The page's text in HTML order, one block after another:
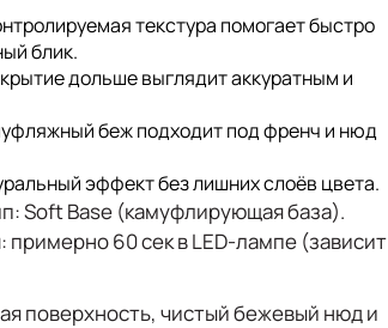
текстура помогает быстро
блик.
дольше выглядит аккуратным и
беж подходит под френч и нюд
эффект без лишних слоёв цвета.
Soft Base (камуфлирующая база).
примерно 60 сек в LED-лампе (зависит
поверхность, чистый бежевый нюд и